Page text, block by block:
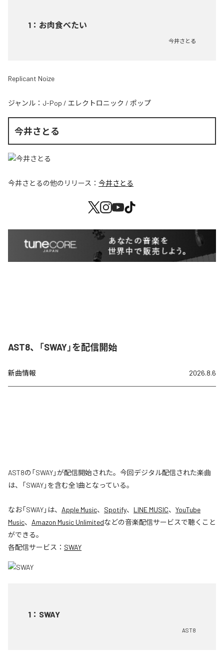
1 ： お肉食べたい
今井さとる
Replicant Noize
ジャンル： J-Pop / エレクトロニック / ポップ
今井さとる
今井さとるの他のリリース： 今井さとる
AST8、「SWAY」を配信開始
新曲情報 2026.8.6
AST8の「SWAY」が配信開始された。今回デジタル配信された楽曲
は、「SWAY」を含む全1曲となっている。
なお「SWAY」は、 Apple Music、 Spotify、 LINE MUSIC、 YouTube
Music、 Amazon Music Unlimitedなどの音楽配信サービスで聴くこと
ができる。
各配信サービス： SWAY
1 ： SWAY
AST8